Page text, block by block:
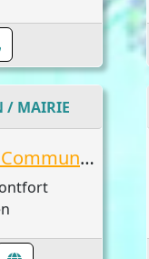
/ MAIRIE
Communauté des Communes Giennoises